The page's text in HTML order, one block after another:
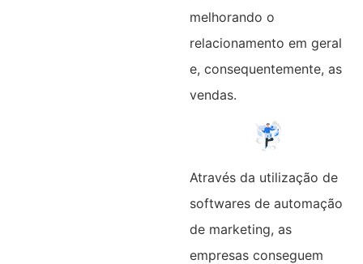
melhorando o
relacionamento em geral
e, consequentemente, as
vendas.
Através da utilização de
softwares de automação
de marketing, as
empresas conseguem